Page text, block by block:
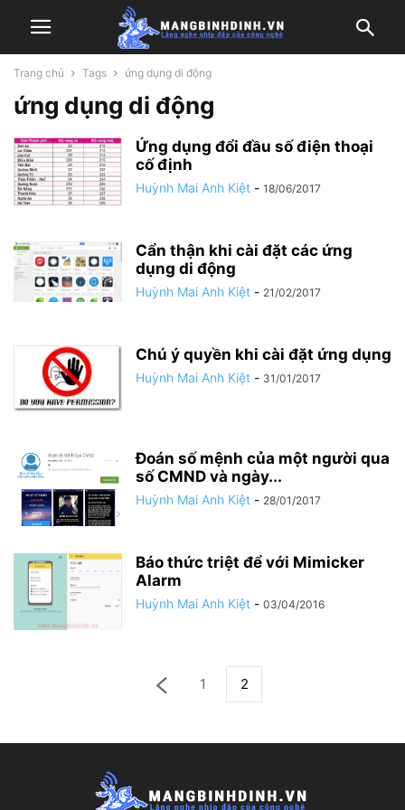
Trang chủ Tags ứng dụng di động
ứng dụng di động
Ứng dụng đổi đầu số điện thoại
cố định
Huỳnh Mai Anh Kiệt - 18/06/2017
Cẩn thận khi cài đặt các ứng
dụng di động
Huỳnh Mai Anh Kiệt - 21/02/2017
Chú ý quyền khi cài đặt ứng dụng
Huỳnh Mai Anh Kiệt - 31/01/2017
Đoán số mệnh của một người qua
số CMND và ngày...
Huỳnh Mai Anh Kiệt - 28/01/2017
Báo thức triệt để với Mimicker
Alarm
Huỳnh Mai Anh Kiệt - 03/04/2016
1 2